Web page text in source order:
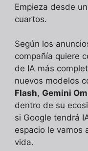
Empieza desde
cuartos.
Según los
compañía quiere
de IA más
nuevos modelos
Flash, Gemini
dentro de su
si Google tendrá
espacio le vamos
vida.